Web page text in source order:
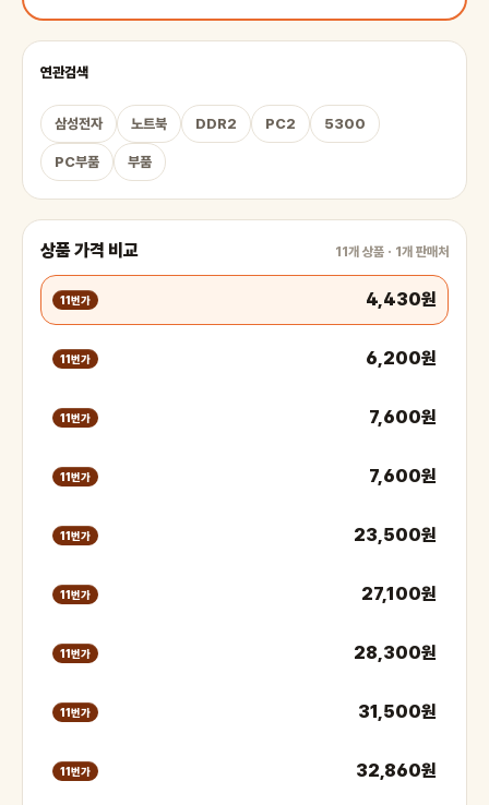
연관검색
삼성전자 노트북 DDR2 PC2 5300
PC부품 부품
상품 가격 비교 11개 상품 · 1개 판매처
11번가 4,430원
11번가 6,200원
11번가 7,600원
11번가 7,600원
11번가 23,500원
11번가 27,100원
11번가 28,300원
11번가 31,500원
11번가 32,860원